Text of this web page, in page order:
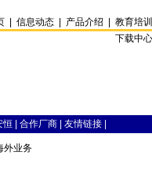
信息动态 产品介绍 教育培训
下载中
恒 合作厂商 友情链接
外业务